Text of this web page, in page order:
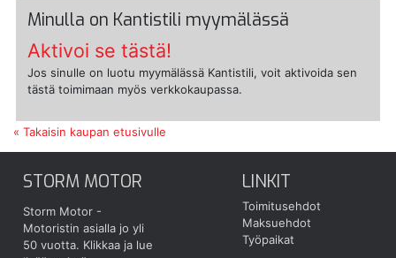
Minulla on Kantistili myymälässä
Aktivoi se tästä!
Jos sinulle on luotu myymälässä Kantistili, voit aktivoida sen
tästä toimimaan myös verkkokaupassa.
« Takaisin kaupan etusivulle
STORM MOTOR
Storm Motor -
Motoristin asialla jo yli
50 vuotta. Klikkaa ja lue
LINKIT
Toimitusehdot
Maksuehdot
Työpaikat